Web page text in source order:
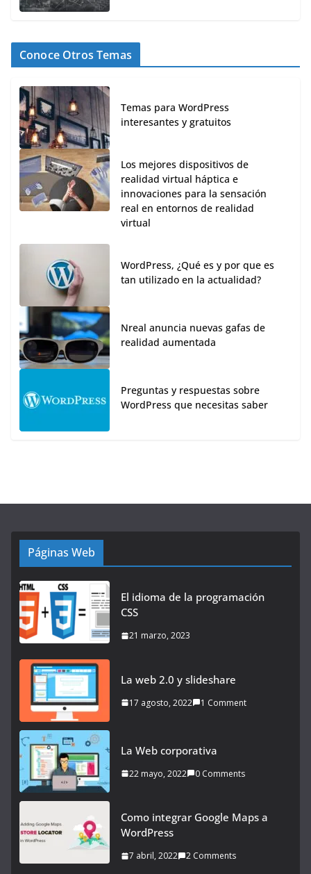
Conoce Otros Temas
Temas para WordPress
interesantes y gratuitos
Los mejores dispositivos de
realidad virtual háptica e
innovaciones para la sensación
real en entornos de realidad
virtual
WordPress, ¿Qué es y por que es
tan utilizado en la actualidad?
Nreal anuncia nuevas gafas de
realidad aumentada
Preguntas y respuestas sobre
WordPress que necesitas saber
Páginas Web
El idioma de la programación
CSS
21 marzo, 2023
La web 2.0 y slideshare
17 agosto, 2022 1 Comment
La Web corporativa
22 mayo, 2022 0 Comments
Como integrar Google Maps a
WordPress
7 abril, 2022 2 Comments